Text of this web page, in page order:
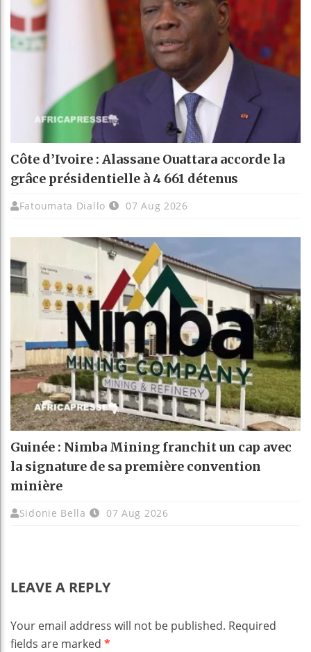
Côte d’Ivoire : Alassane Ouattara accorde la
grâce présidentielle à 4 661 détenus
Fatoumata Diallo 07 Aug 2026
Guinée : Nimba Mining franchit un cap avec
la signature de sa première convention
minière
Sidonie Bella 07 Aug 2026
LEAVE A REPLY
Your email address will not be published. Required
fields are marked *